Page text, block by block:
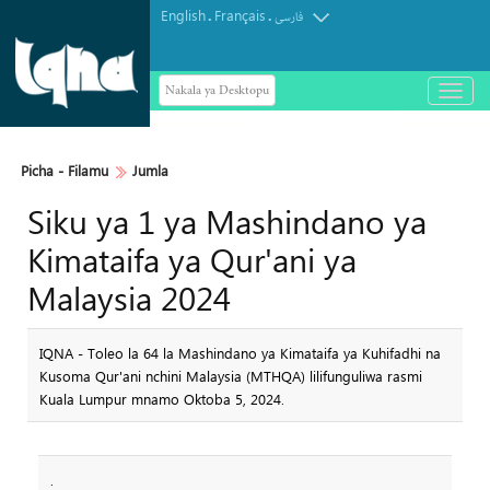
English. Français.فارسی
Nakala ya Desktopu
باز
و
Picha‎ - Filamu‎
Jumla
Siku ya 1 ya Mashindano ya
Kimataifa ya Qur'ani ya
Malaysia 2024
IQNA - Toleo la 64 la Mashindano ya Kimataifa ya Kuhifadhi na
Kusoma Qur'ani nchini Malaysia (MTHQA) lilifunguliwa rasmi
Kuala Lumpur mnamo Oktoba 5, 2024.